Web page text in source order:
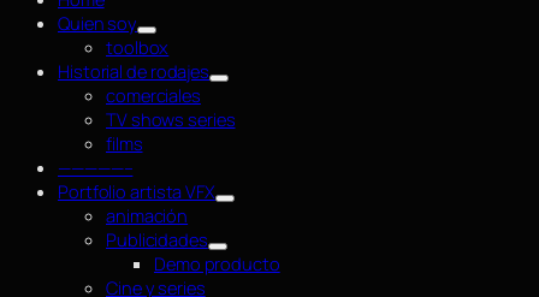
Quien soy
toolbox
Historial de rodajes
comerciales
TV shows series
films
—————–
Portfolio artista VFX
animación
Publicidades
Demo producto
Cine y series